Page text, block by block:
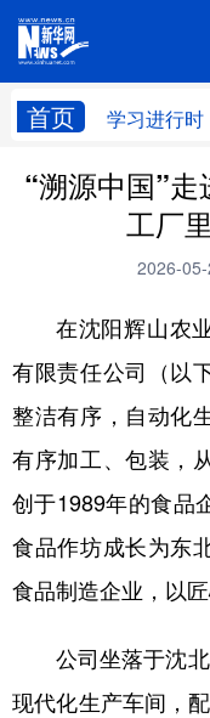
首页 学习进行时
学习进行时
科技
文化
中
食品
学术中国 乡
彩票
“溯源中国”
工厂
2026-
在沈阳辉山农
有限责任公司（以
整洁有序，自动化
有序加工、包装，
创于1989年的食品
食品作坊成长为东
食品制造企业，以
公司坐落于沈
现代化生产车间，